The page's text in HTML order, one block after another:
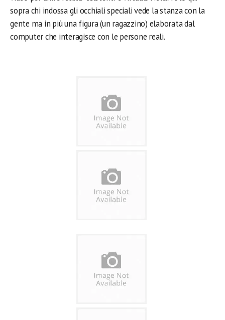
sopra chi indossa gli occhiali speciali vede la stanza con la
gente ma in più una figura (un ragazzino) elaborata dal
computer che interagisce con le persone reali.